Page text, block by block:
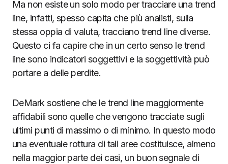
Ma non esiste un solo modo per tracciare una trend
line, infatti, spesso capita che più analisti, sulla
stessa oppia di valuta, tracciano trend line diverse.
Questo ci fa capire che in un certo senso le trend
line sono indicatori soggettivi e la soggettività può
portare a delle perdite.
DeMark sostiene che le trend line maggiormente
affidabili sono quelle che vengono tracciate sugli
ultimi punti di massimo o di minimo. In questo modo
una eventuale rottura di tali aree costituisce, almeno
nella maggior parte dei casi, un buon segnale di